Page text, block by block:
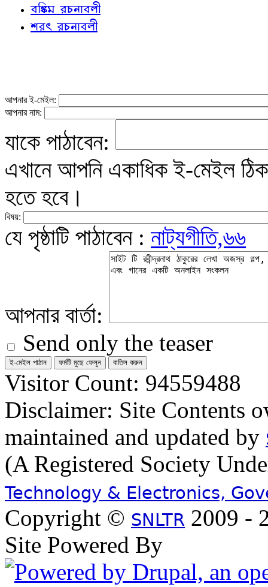
বঙ্কিম রচনাবলী
শরৎ রচনাবলী
আপনার ই-মেইল:
আপনার নাম:
যাকে পাঠাবেন:
এখানে আপনি একাধিক ই-মেইল
হতে হবে।
বিষয়:
যে পৃষ্ঠাটি পাঠাবেন : নাট্যগীতি,৬৬
আপনার বার্তা:
Send only the teaser
Visitor Count: 94559488
Disclaimer: Site Contents
maintained and updated by
(A Registered Society
Technology & Electronics,
Copyright © SNLTR 2009 -
Site Powered By